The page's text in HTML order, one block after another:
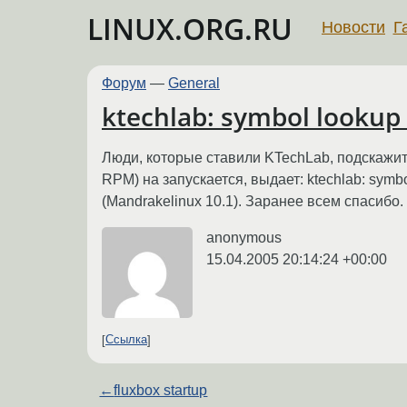
LINUX.ORG.RU Новости
Форум — General
ktechlab: symbol
Люди, которые ставили KTechLab,
RPM) на запускается, выдает: ktechlab:
(Mandrakelinux 10.1). Заранее всем спасибо.
anonymous
15.04.2005 20:14:24 +00:00
Ссылка
←fluxbox startup